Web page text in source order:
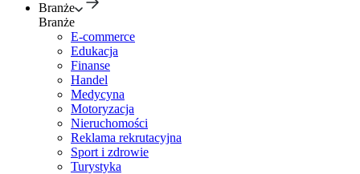
Branże
Branże
E-commerce
Edukacja
Finanse
Handel
Medycyna
Motoryzacja
Nieruchomości
Reklama rekrutacyjna
Sport i zdrowie
Turystyka